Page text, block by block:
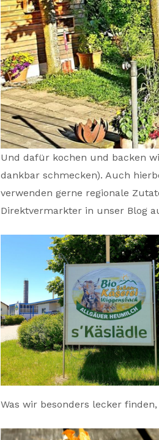
Und dafür kochen und backen
dankbar schmecken). Auch
verwenden gerne regionale
Direktvermarkter in unser Blog
Was wir besonders lecker